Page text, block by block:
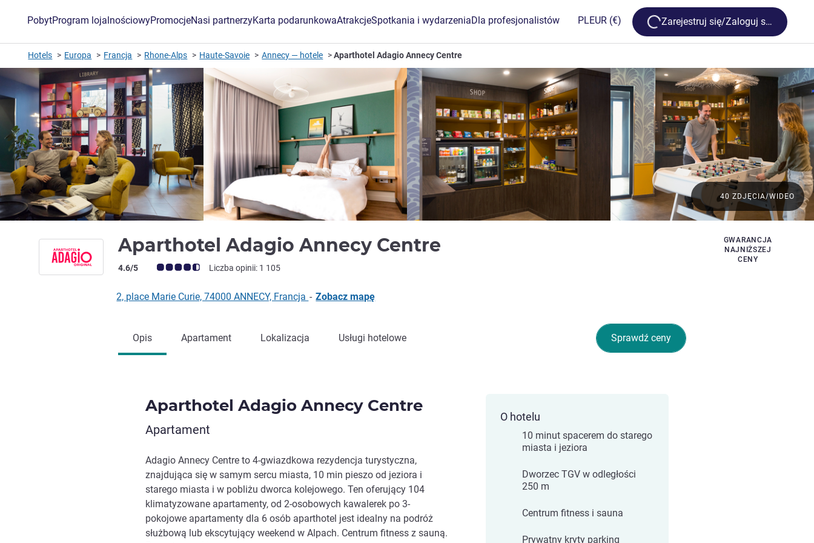
PobytProgram lojalnościowyPromocjeNasi partnerzyKarta podarunkowaAtrakcjeSpotkania i wydarzeniaDla profesjonalistów PLEUR (€) Loading...
Zarejestruj się/Zaloguj się
Hotels Europa Francja Rhone-Alps Haute-Savoie Annecy — hotele Aparthotel Adagio Annecy Centre
Aparthotel Adagio Annecy Centre
Ocena klientów (Ocena ALL)
4.6/5 Liczba opinii: 1 105
GWARANCJA
NAJNIŻSZEJ
CENY
40 ZDJĘCIA/WIDEO
2, place Marie Curie, 74000 ANNECY, Francja - Zobacz mapę
Sprawdź ceny
Opis Apartament Lokalizacja Usługi hotelowe
Aparthotel Adagio Annecy Centre
Apartament
Adagio Annecy Centre to 4-gwiazdkowa rezydencja turystyczna,
znajdująca się w samym sercu miasta, 10 min pieszo od jeziora i
starego miasta i w pobliżu dworca kolejowego. Ten oferujący 104
klimatyzowane apartamenty, od 2-osobowych kawalerek po 3-
pokojowe apartamenty dla 6 osób aparthotel jest idealny na podróż
służbową lub ekscytujący weekend w Alpach. Centrum fitness z sauną.
O hotelu
10 minut spacerem do starego
miasta i jeziora
Dworzec TGV w odległości
250 m
Centrum fitness i sauna
Prywatny kryty parking